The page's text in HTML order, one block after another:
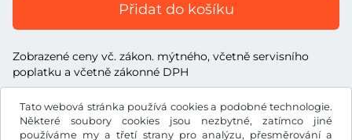
Tato webová stránka používá cookies a podobné technologie.
Některé soubory cookies jsou nezbytné, zatímco jiné
používáme my a třetí strany pro analýzu, přesměrování a
Přidat do košíku
Zobrazené ceny vč. zákon. mýtného, včetně servisního
poplatku a včetně zákonné DPH